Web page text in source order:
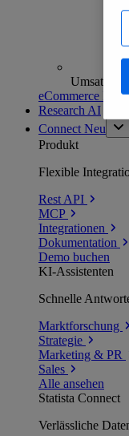
eCommerce
Research AI
Connect Neu
Produkt
Flexible
Rest API
MCP
Integrationen
Dokumentation
Demo buchen
KI-Assistenten
Schnelle
Marktforschung
Strategie
Marketing & PR
Sales
Alle ansehen
Statista Connect
Verlässliche